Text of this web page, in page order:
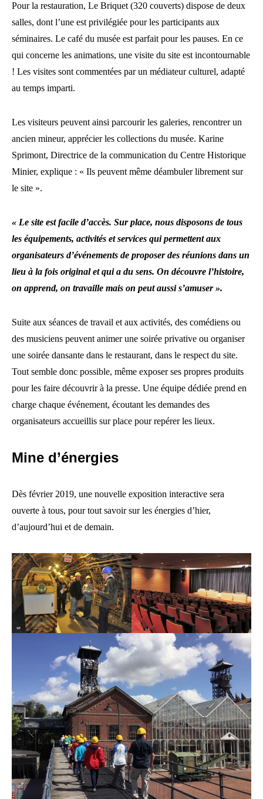
Pour la restauration, Le Briquet (320 couverts) dispose de deux
salles, dont l’une est privilégiée pour les participants aux
séminaires. Le café du musée est parfait pour les pauses. En ce
qui concerne les animations, une visite du site est incontournable
! Les visites sont commentées par un médiateur culturel, adapté
au temps imparti.
Les visiteurs peuvent ainsi parcourir les galeries, rencontrer un
ancien mineur, apprécier les collections du musée. Karine
Sprimont, Directrice de la communication du Centre Historique
Minier, explique : « Ils peuvent même déambuler librement sur
le site ».
« Le site est facile d’accès. Sur place, nous disposons de tous
les équipements, activités et services qui permettent aux
organisateurs d’événements de proposer des réunions dans un
lieu à la fois original et qui a du sens. On découvre l’histoire,
on apprend, on travaille mais on peut aussi s’amuser ».
Suite aux séances de travail et aux activités, des comédiens ou
des musiciens peuvent animer une soirée privative ou organiser
une soirée dansante dans le restaurant, dans le respect du site.
Tout semble donc possible, même exposer ses propres produits
pour les faire découvrir à la presse. Une équipe dédiée prend en
charge chaque événement, écoutant les demandes des
organisateurs accueillis sur place pour repérer les lieux.
Mine d’énergies
Dès février 2019, une nouvelle exposition interactive sera
ouverte à tous, pour tout savoir sur les énergies d’hier,
d’aujourd’hui et de demain.